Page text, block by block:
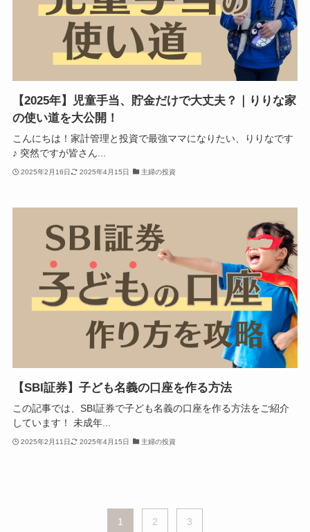
【2025年】児童手当、貯金だけで大丈夫？｜りりな家
の使い道を大公開！
こんにちは！家計管理と投資で最強ママになりたい、りりなです
♪ 突然ですが皆さん...
2025年2月16日 2025年4月15日 主婦の投資
【SBI証券】子ども名義の口座を作る方法
この記事では、SBI証券で子ども名義の口座を作る方法をご紹介
しています！ 未成年...
2025年2月11日 2025年4月15日 主婦の投資
1 2 3